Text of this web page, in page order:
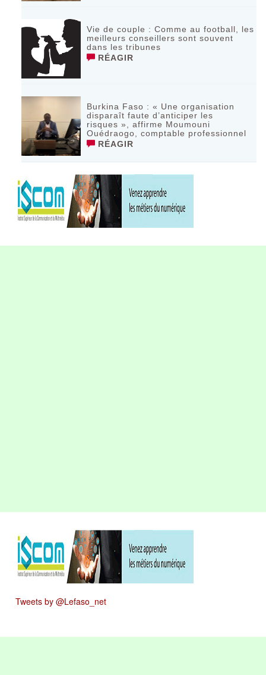
Vie de couple : Comme au football, les
meilleurs conseillers sont souvent
dans les tribunes
RÉAGIR
Burkina Faso : « Une organisation
disparaît faute d’anticiper les
risques », affirme Moumouni
Ouédraogo, comptable professionnel
RÉAGIR
Tweets by @Lefaso_net